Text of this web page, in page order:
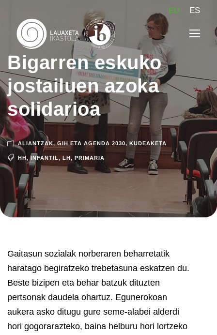
EU ES
Bigarren eskuko
jostailuen azoka
solidarioa
ALIANTZAK, GIH ETA AGENDA 2030, KUDEAKETA
HH, INFANTIL, LH, PRIMARIA
Gaitasun sozialak norberaren beharretatik
haratago begiratzeko trebetasuna eskatzen du.
Beste bizipen eta behar batzuk dituzten
pertsonak daudela ohartuz. Egunerokoan
aukera asko ditugu gure seme-alabei alderdi
hori gogorarazteko, baina helburu hori lortzeko